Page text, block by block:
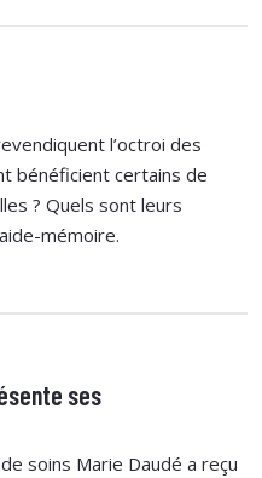
l’octroi des
bénéficient certains de
? Quels sont leurs
mémoire.
ses
soins Marie Daudé a reçu